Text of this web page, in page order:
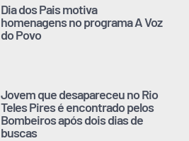
Dia dos Pais motiva
homenagens no programa A Voz
do Povo
Jovem que desapareceu no Rio
Teles Pires é encontrado pelos
Bombeiros após dois dias de
buscas